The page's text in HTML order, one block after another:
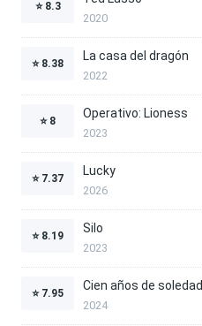
⭐ 8.3
2020
⭐ 8.38
La casa del dragón
2022
⭐ 8
Operativo: Lioness
2023
⭐ 7.37
Lucky
2026
⭐ 8.19
Silo
2023
⭐ 7.95
Cien años de soledad
2024